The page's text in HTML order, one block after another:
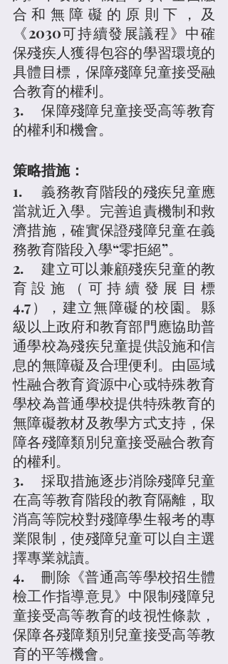
合和無障礙的原則下，及
《2030可持續發展議程》中確
保殘疾人獲得包容的學習環境的
具體目標，保障殘障兒童接受融
合教育的權利。
3.	保障殘障兒童接受高等教育
的權利和機會。
策略措施：
1.	義務教育階段的殘疾兒童應
當就近入學。完善追責機制和救
濟措施，確實保證殘障兒童在義
務教育階段入學“零拒絕”。
2.	建立可以兼顧殘疾兒童的教
育設施（可持續發展目標
4.7），建立無障礙的校園。縣
級以上政府和教育部門應協助普
通學校為殘疾兒童提供設施和信
息的無障礙及合理便利。由區域
性融合教育資源中心或特殊教育
學校為普通學校提供特殊教育的
無障礙教材及教學方式支持，保
障各殘障類別兒童接受融合教育
的權利。
3.	採取措施逐步消除殘障兒童
在高等教育階段的教育隔離，取
消高等院校對殘障學生報考的專
業限制，使殘障兒童可以自主選
擇專業就讀。
4.	刪除《普通高等學校招生體
檢工作指導意見》中限制殘障兒
童接受高等教育的歧視性條款，
保障各殘障類別兒童接受高等教
育的平等機會。